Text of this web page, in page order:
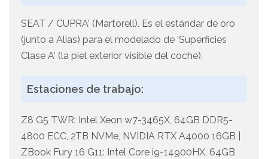
SEAT / CUPRA' (Martorell). Es el estándar de oro
(junto a Alias) para el modelado de 'Superficies
Clase A' (la piel exterior visible del coche).
Estaciones de trabajo:
Z8 G5 TWR: Intel Xeon w7-3465X, 64GB DDR5-
4800 ECC, 2TB NVMe, NVIDIA RTX A4000 16GB |
ZBook Fury 16 G11: Intel Core i9-14900HX, 64GB